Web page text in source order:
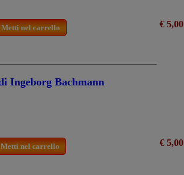
€ 5,00
Metti nel carrello
Ingeborg Bachmann
€ 5,00
Metti nel carrello